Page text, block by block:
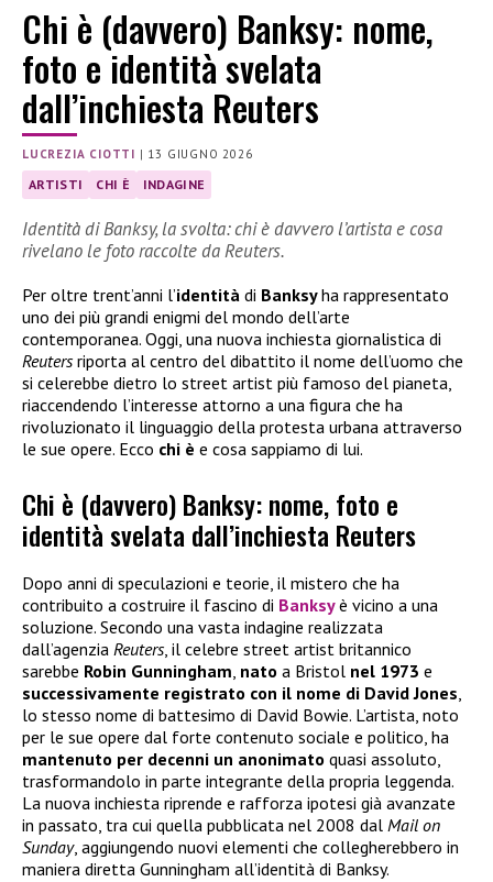
Chi è (davvero) Banksy: nome,
foto e identità svelata
dall’inchiesta Reuters
LUCREZIA CIOTTI | 13 GIUGNO 2026
ARTISTI CHI È INDAGINE
Identità di Banksy, la svolta: chi è davvero l’artista e cosa
rivelano le foto raccolte da Reuters.
Per oltre trent’anni l’identità di Banksyha rappresentato
uno dei più grandi enigmi del mondo dell’arte
contemporanea. Oggi, una nuova inchiesta giornalistica di
Reutersriporta al centro del dibattito il nome dell’uomo che
si celerebbe dietro lo street artist più famoso del pianeta,
riaccendendo l’interesse attorno a una figura che ha
rivoluzionato il linguaggio della protesta urbana attraverso
le sue opere. Ecco chi è e cosa sappiamo di lui.
Chi è (davvero) Banksy: nome, foto e
identità svelata dall’inchiesta Reuters
Dopo anni di speculazioni e teorie, il mistero che ha
contribuito a costruire il fascino di Banksyè vicino a una
soluzione. Secondo una vasta indagine realizzata
dall’agenzia Reuters, il celebre street artist britannico
sarebbe Robin Gunningham, nato a Bristol nel 1973 e
successivamente registrato con il nome di David Jones,
lo stesso nome di battesimo di David Bowie. L’artista, noto
per le sue opere dal forte contenuto sociale e politico, ha
mantenuto per decenni un anonimato quasi assoluto,
trasformandolo in parte integrante della propria leggenda.
La nuova inchiesta riprende e rafforza ipotesi già avanzate
in passato, tra cui quella pubblicata nel 2008 dal Mail on
Sunday, aggiungendo nuovi elementi che collegherebbero in
maniera diretta Gunningham all’identità di Banksy.